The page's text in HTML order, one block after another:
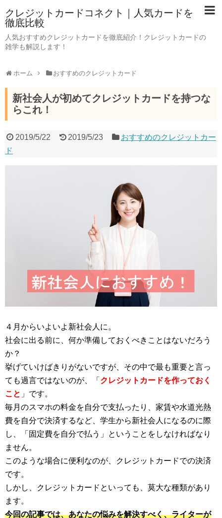
クレジットカードコネクト｜人気カードを
徹底比較
人気おすすめクレジットカードを徹底紹介！クレジットカードの
雑学も解説します！
ホーム おすすめのクレジットカード
新社会人が初めてクレジットカードを持つな
らこれ！
2019/5/22 2019/5/23
おすすめのクレジットカー
ド
４月からいよいよ新社会人に。
社会に出る前に、何か準備しておくべきことはないだろう
か？
挙げていけばきりがないですが、その中で最も重要と言っ
ても過言ではないのが、「 クレジットカードを作っておく
こと 」です。
毎月のスマホの料金を自分で支払ったり、家賃や水道光熱
費を自分で決済するなど、学生から新社会人になるのに際
し、「固定費を自分で払う」ということをしなければなり
ません。
このような場合に便利なのが、クレジットカードでの決済
です。
しかし、クレジットカードといっても、莫大な種類があり
ます。
今回の記事では、あなたの悩みを解決すべく、ライターが